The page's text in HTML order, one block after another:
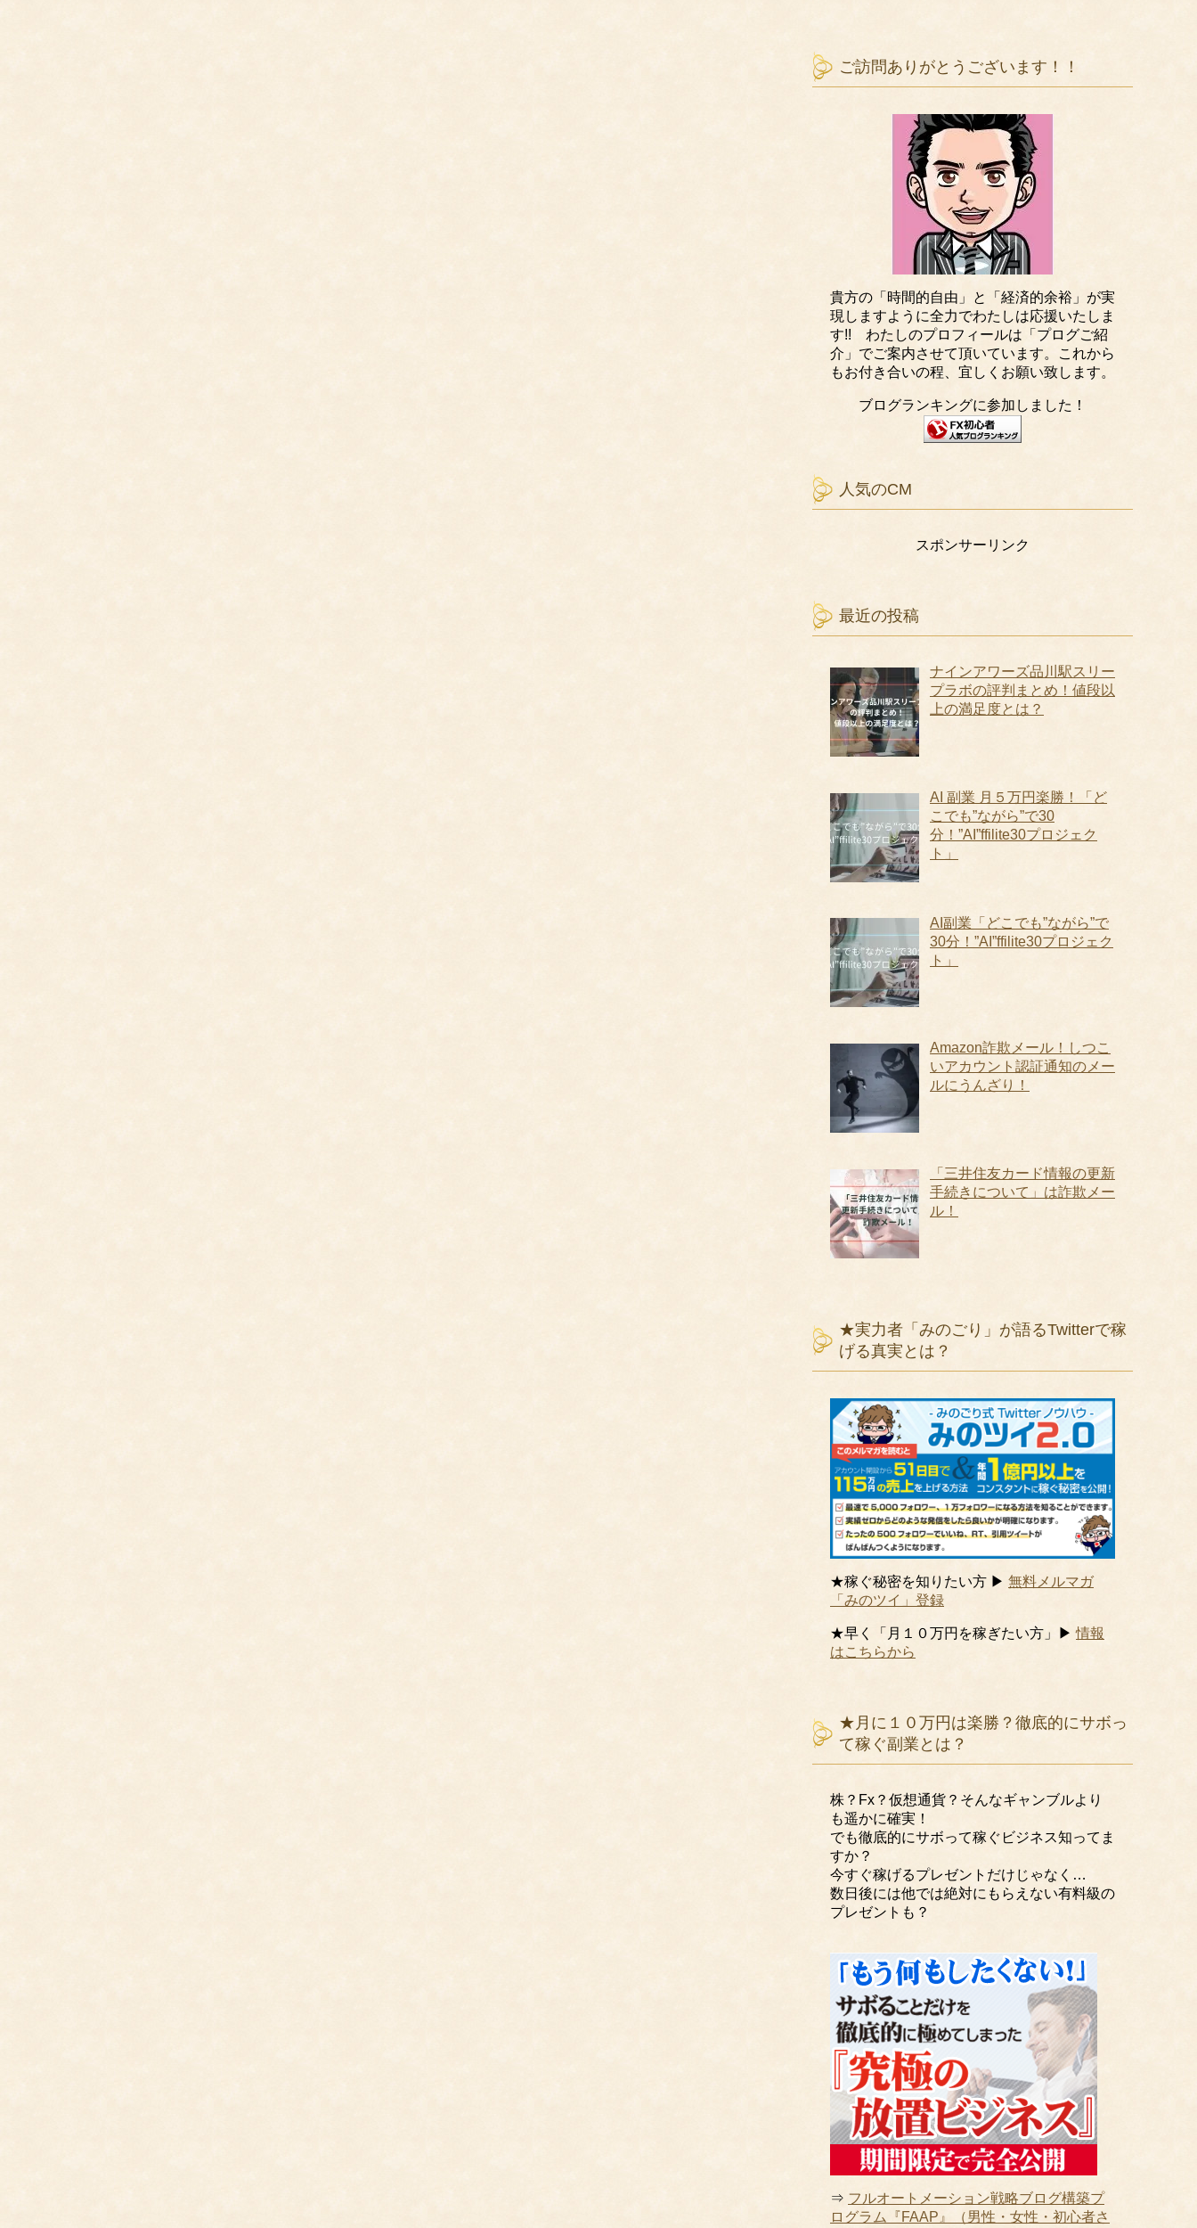
ご訪問ありがとうございます！！
貴方の「時間的自由」と「経済的余裕」が実
現しますように全力でわたしは応援いたしま
す!! わたしのプロフィールは「プログご紹
介」でご案内させて頂いています。これから
もお付き合いの程、宜しくお願い致します。
ブログランキングに参加しました！
人気のCM
スポンサーリンク
最近の投稿
ナインアワーズ品川駅スリー
プラボの評判まとめ！値段以
上の満足度とは？
AI 副業 月５万円楽勝！「ど
こでも”ながら”で30
分！”AI”ffilite30プロジェク
ト」
AI副業「どこでも”ながら”で
30分！”AI”ffilite30プロジェク
ト」
Amazon詐欺メール！しつこ
いアカウント認証通知のメー
ルにうんざり！
「三井住友カード情報の更新
手続きについて」は詐欺メー
ル！
★実力者「みのごり」が語るTwitterで稼
げる真実とは？
★稼ぐ秘密を知りたい方 ▶ 無料メルマガ
「みのツイ」登録
★早く「月１０万円を稼ぎたい方」▶情報
はこちらから
★月に１０万円は楽勝？徹底的にサボっ
て稼ぐ副業とは？
株？Fx？仮想通貨？そんなギャンブルより
も遥かに確実！
でも徹底的にサボって稼ぐビジネス知ってま
すか？
今すぐ稼げるプレゼントだけじゃなく…
数日後には他では絶対にもらえない有料級の
プレゼントも？
⇒ フルオートメーション戦略ブログ構築プ
ログラム『FAAP』（男性・女性・初心者さ